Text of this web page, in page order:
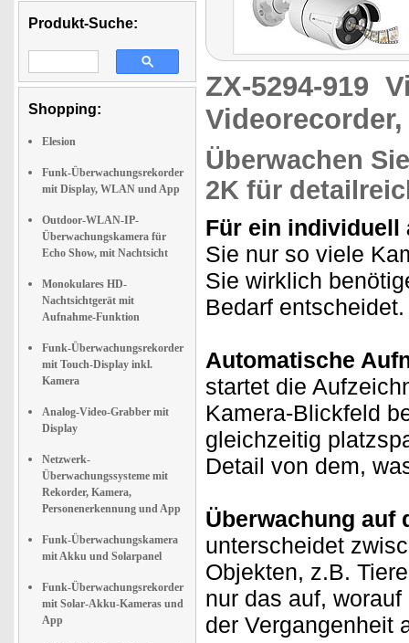
Produkt-Suche:
Shopping:
Elesion
Funk-Überwachungsrekorder
mit Display, WLAN und App
Outdoor-WLAN-IP-
Überwachungskamera für
Echo Show, mit Nachtsicht
Monokulares HD-
Nachtsichtgerät mit
Aufnahme-Funktion
Funk-Überwachungsrekorder
mit Touch-Display inkl.
Kamera
Analog-Video-Grabber mit
Display
Netzwerk-
Überwachungssysteme mit
Rekorder, Kamera,
Personenerkennung und App
Funk-Überwachungskamera
mit Akku und Solarpanel
Funk-Überwachungsrekorder
mit Solar-Akku-Kameras und
App
ZX-5294-919
Überwachen
2K für
Für ein individuell
Sie nur so viele
Sie wirklich
Bedarf entscheidet.
Automatische
startet die
Kamera-Blickfeld
gleichzeitig
Detail von dem,
Überwachung auf
unterscheidet
Objekten, z.B.
nur das auf,
der Vergangenheit